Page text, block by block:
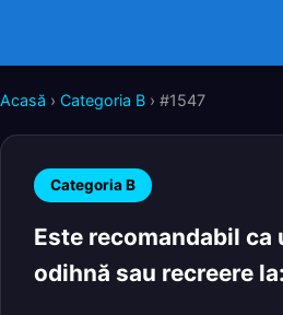
Acasă › Categoria B › #1547
Categoria B
Este recomandabil
odihnă sau recreere la: